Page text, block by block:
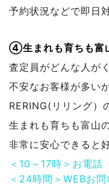
予約状況などで即日
④生まれも育ちも富
査定員がどんな人が
不安なお客様が多い
RERING(リリング）
生まれも育ちも富山
非常に安心できると
＜10～17時＞お電話
＜24時間＞WEBお